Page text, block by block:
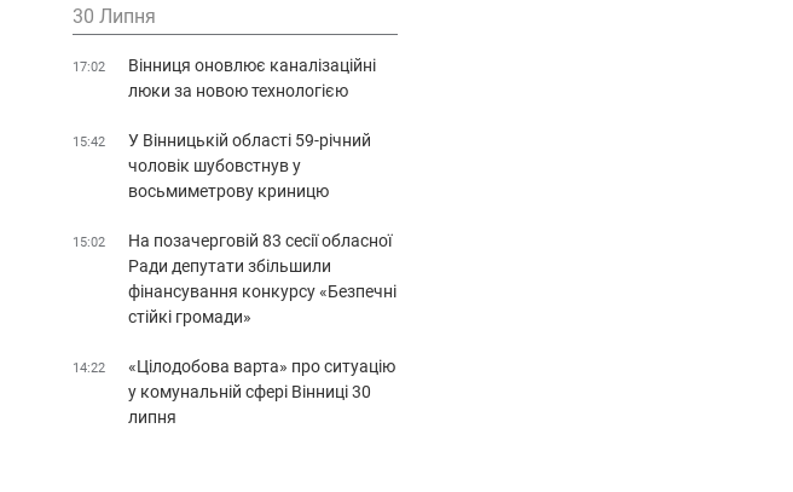
30 Липня
17:02
Вінниця оновлює каналізаційні
люки за новою технологією
15:42
У Вінницькій області 59-річний
чоловік шубовстнув у
восьмиметрову криницю
15:02
На позачерговій 83 сесії обласної
Ради депутати збільшили
фінансування конкурсу «Безпечні
стійкі громади»
14:22
«Цілодобова варта» про ситуацію
у комунальній сфері Вінниці 30
липня